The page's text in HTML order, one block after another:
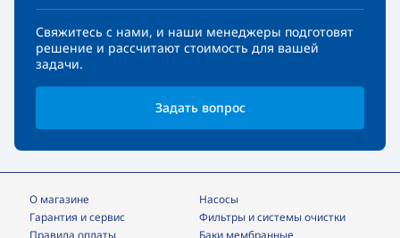
Свяжитесь с нами, и наши менеджеры подготовят
решение и рассчитают стоимость для вашей
задачи.
Задать вопрос
О магазине
Гарантия и сервис
Правила оплаты
Насосы
фильтры и системы очистки
Баки мембранные